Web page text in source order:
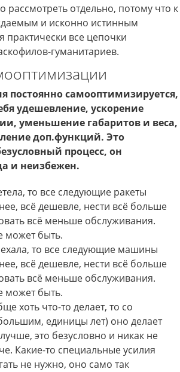
рассмотреть отдельно, потому что к
и исконно истинным
практически все цепочки
гуманитариев.
постоянно самооптимизируется,
удешевление, ускорение
уменьшение габаритов и веса,
доп.функций. Это
процесс, он
и неизбежен.
то все следующие ракеты
всё дешевле, нести всё больше
всё меньше обслуживания.
может быть.
то все следующие машины
всё дешевле, нести всё больше
всё меньше обслуживания.
может быть.
хоть что-то делает, то со
единицы лет) оно делает
это безусловно и никак не
Какие-то специальные усилия
не нужно, оно само так